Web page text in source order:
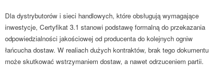
Dla dystrybutorów i sieci handlowych, które obsługują wymagające
inwestycje, Certyfikat 3.1 stanowi podstawę formalną do przekazania
odpowiedzialności jakościowej od producenta do kolejnych ogniw
łańcucha dostaw. W realiach dużych kontraktów, brak tego dokumentu
może skutkować wstrzymaniem dostaw, a nawet odrzuceniem partii.